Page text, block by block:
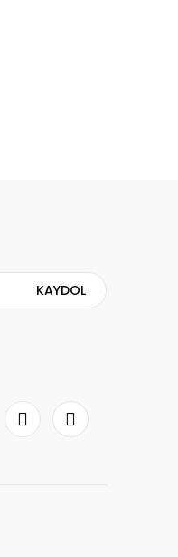
KAYDOL